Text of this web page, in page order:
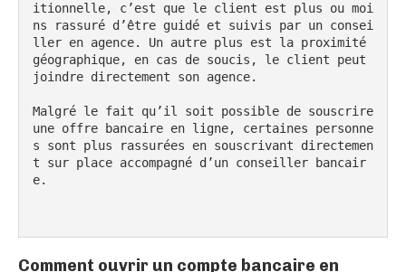
itionnelle, c’est que le client est plus ou moi
ns rassuré d’être guidé et suivis par un consei
ller en agence. Un autre plus est la proximité
géographique, en cas de soucis, le client peut
joindre directement son agence.
Malgré le fait qu’il soit possible de souscrire
une offre bancaire en ligne, certaines personne
s sont plus rassurées en souscrivant directemen
t sur place accompagné d’un conseiller bancair
e.
Comment ouvrir un compte bancaire en